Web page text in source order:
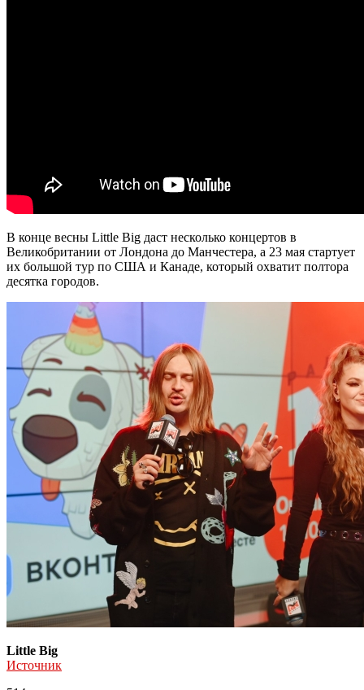
В конце весны Little Big даст несколько концертов в
Великобритании от Лондона до Манчестера, а 23 мая стартует
их большой тур по США и Канаде, который охватит полтора
десятка городов.
Little Big
Источник